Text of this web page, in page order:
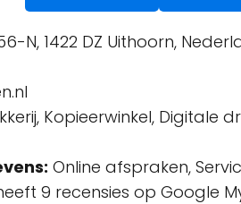
N, 1422 DZ Uithoorn,
Kopieerwinkel, Digitale
Online afspraken,
9 recensies op Google